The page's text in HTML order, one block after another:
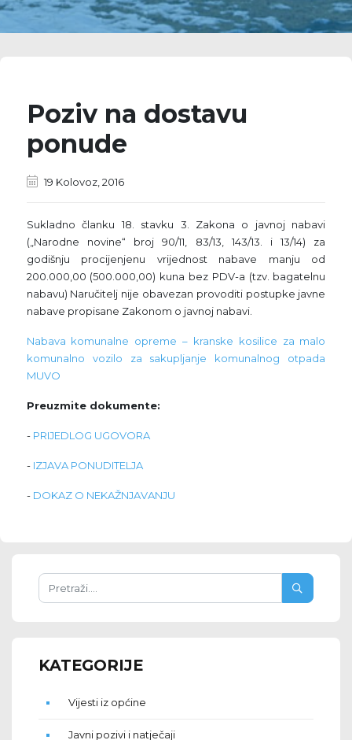
Poziv na dostavu
ponude
19 Kolovoz, 2016
Sukladno članku 18. stavku 3. Zakona o javnoj nabavi
(„Narodne novine“ broj 90/11, 83/13, 143/13. i 13/14) za
godišnju procijenjenu vrijednost nabave manju od
200.000,00 (500.000,00) kuna bez PDV-a (tzv. bagatelnu
nabavu) Naručitelj nije obavezan provoditi postupke javne
nabave propisane Zakonom o javnoj nabavi.
Nabava komunalne opreme – kranske kosilice za malo
komunalno vozilo za sakupljanje komunalnog otpada
MUVO
Preuzmite dokumente:
- PRIJEDLOG UGOVORA
- IZJAVA PONUDITELJA
- DOKAZ O NEKAŽNJAVANJU
KATEGORIJE
Vijesti iz općine
Javni pozivi i natječaji